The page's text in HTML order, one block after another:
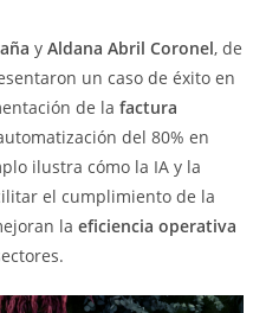
y Aldana Abril Coronel, de
un caso de éxito en
de la factura
del 80% en
ilustra cómo la IA y la
el cumplimiento de la
la eficiencia operativa